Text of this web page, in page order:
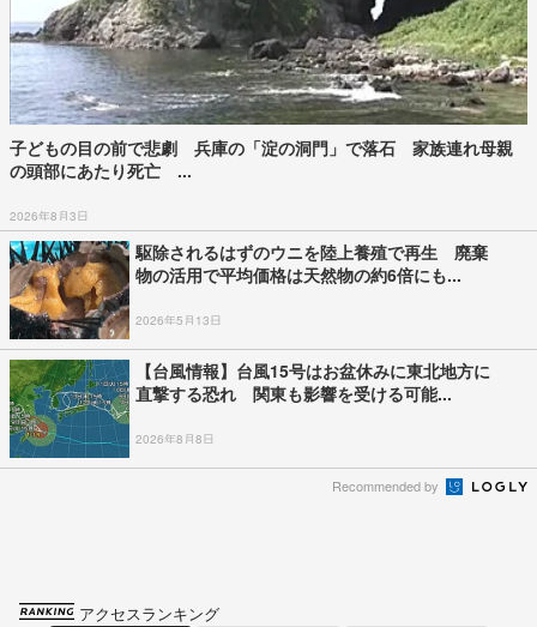
子どもの目の前で悲劇 兵庫の「淀の洞門」で落石 家族連れ母親
の頭部にあたり死亡 ...
2026年8月3日
駆除されるはずのウニを陸上養殖で再生 廃棄
物の活用で平均価格は天然物の約6倍にも...
2026年5月13日
【台風情報】台風15号はお盆休みに東北地方に
直撃する恐れ 関東も影響を受ける可能...
2026年8月8日
Recommended by
アクセスランキング